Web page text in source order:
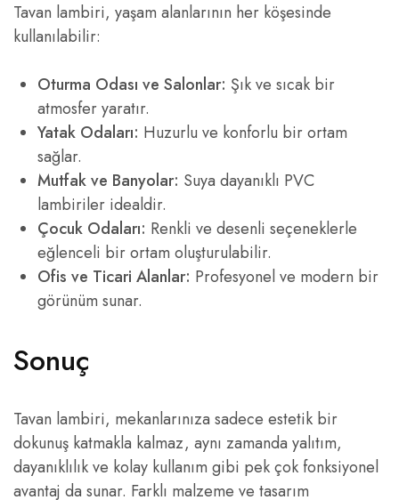
Tavan lambiri, yaşam alanlarının her köşesinde
kullanılabilir:
Oturma Odası ve Salonlar: Şık ve sıcak bir
atmosfer yaratır.
Yatak Odaları: Huzurlu ve konforlu bir ortam
sağlar.
Mutfak ve Banyolar: Suya dayanıklı PVC
lambiriler idealdir.
Çocuk Odaları: Renkli ve desenli seçeneklerle
eğlenceli bir ortam oluşturulabilir.
Ofis ve Ticari Alanlar: Profesyonel ve modern bir
görünüm sunar.
Sonuç
Tavan lambiri, mekanlarınıza sadece estetik bir
dokunuş katmakla kalmaz, aynı zamanda yalıtım,
dayanıklılık ve kolay kullanım gibi pek çok fonksiyonel
avantaj da sunar. Farklı malzeme ve tasarım